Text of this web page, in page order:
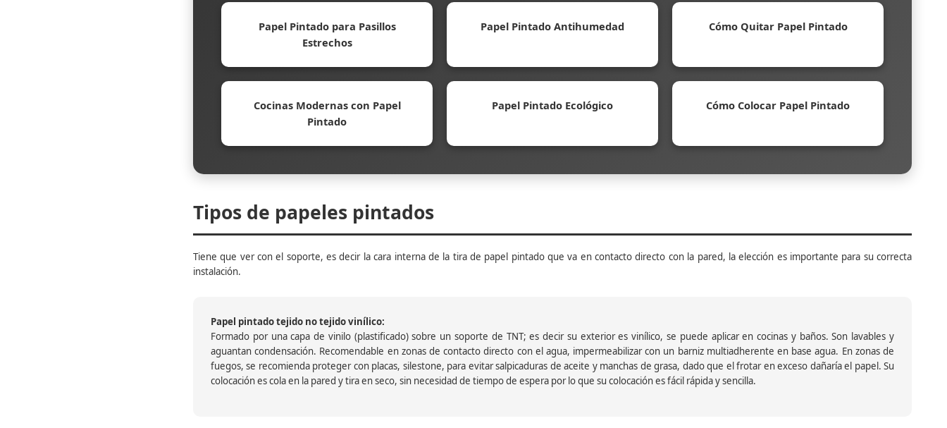
Papel Pintado para Pasillos
Estrechos
Papel Pintado Antihumedad Cómo Quitar Papel Pintado
Cocinas Modernas con Papel
Pintado
Papel Pintado Ecológico Cómo Colocar Papel Pintado
Tipos de papeles pintados
Tiene que ver con el soporte, es decir la cara interna de la tira de papel pintado que va en contacto directo con la pared, la elección es importante para su correcta
instalación.
Papel pintado tejido no tejido vinílico:
Formado por una capa de vinilo (plastificado) sobre un soporte de TNT; es decir su exterior es vinílico, se puede aplicar en cocinas y baños. Son lavables y
aguantan condensación. Recomendable en zonas de contacto directo con el agua, impermeabilizar con un barniz multiadherente en base agua. En zonas de
fuegos, se recomienda proteger con placas, silestone, para evitar salpicaduras de aceite y manchas de grasa, dado que el frotar en exceso dañaría el papel. Su
colocación es cola en la pared y tira en seco, sin necesidad de tiempo de espera por lo que su colocación es fácil rápida y sencilla.